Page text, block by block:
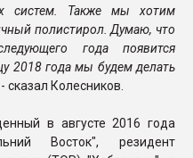
систем. Также мы хотим
полистирол. Думаю, что
года появится
2018 года мы будем делать
- сказал Колесников.
в августе 2016 года
Восток", резидент